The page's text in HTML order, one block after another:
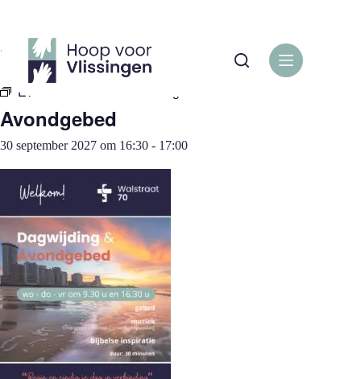
inhoud
« Alle Evenementen
Evenementenreeks:
Avondgebed
30 september 2027 om 16:30 - 17:00